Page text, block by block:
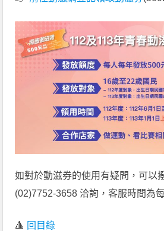
如對於動滋券的使用有疑問，可以
(02)7752-3658 洽詢，客服時間為
🔺 回目錄